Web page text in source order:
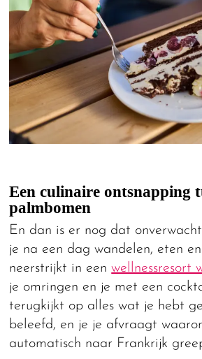
Een culinaire ontsnapping
palmbomen
En dan is er nog dat
je na een dag wandelen, eten
neerstrijkt in eenwellnessresort
je omringen en je met een
terugkijkt op alles wat je hebt
beleefd, en je je afvraagt
automatisch naar Frankrijk